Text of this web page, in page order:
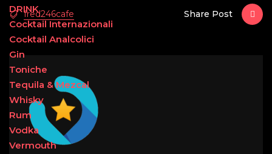
DRINK
Cocktail Internazionali
Cocktail Analcolici
Gin
Toniche
Tequila & Mezcal
Whisky
Rum
Vodka
Vermouth
fred246cafe Share Post